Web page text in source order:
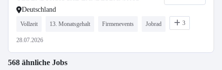
Deutschland
Vollzeit 13. Monatsgehalt Firmenevents Jobrad 3
28.07.2026
568 ähnliche Jobs